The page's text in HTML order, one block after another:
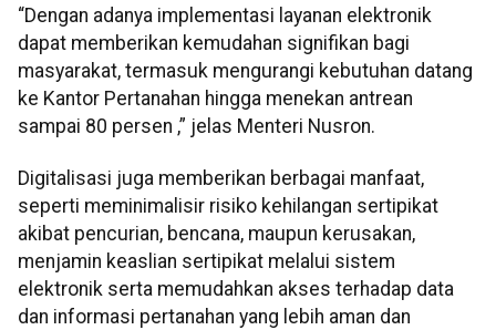
“Dengan adanya implementasi layanan elektronik
dapat memberikan kemudahan signifikan bagi
masyarakat, termasuk mengurangi kebutuhan datang
ke Kantor Pertanahan hingga menekan antrean
sampai 80 persen ,” jelas Menteri Nusron.
Digitalisasi juga memberikan berbagai manfaat,
seperti meminimalisir risiko kehilangan sertipikat
akibat pencurian, bencana, maupun kerusakan,
menjamin keaslian sertipikat melalui sistem
elektronik serta memudahkan akses terhadap data
dan informasi pertanahan yang lebih aman dan